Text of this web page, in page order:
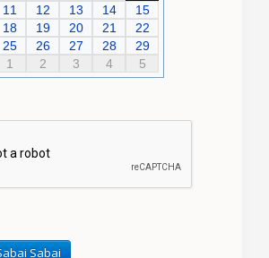
11 12 13 14
15
18 19 20 21
22
25 26 27 28
29
1 2 3 4 5